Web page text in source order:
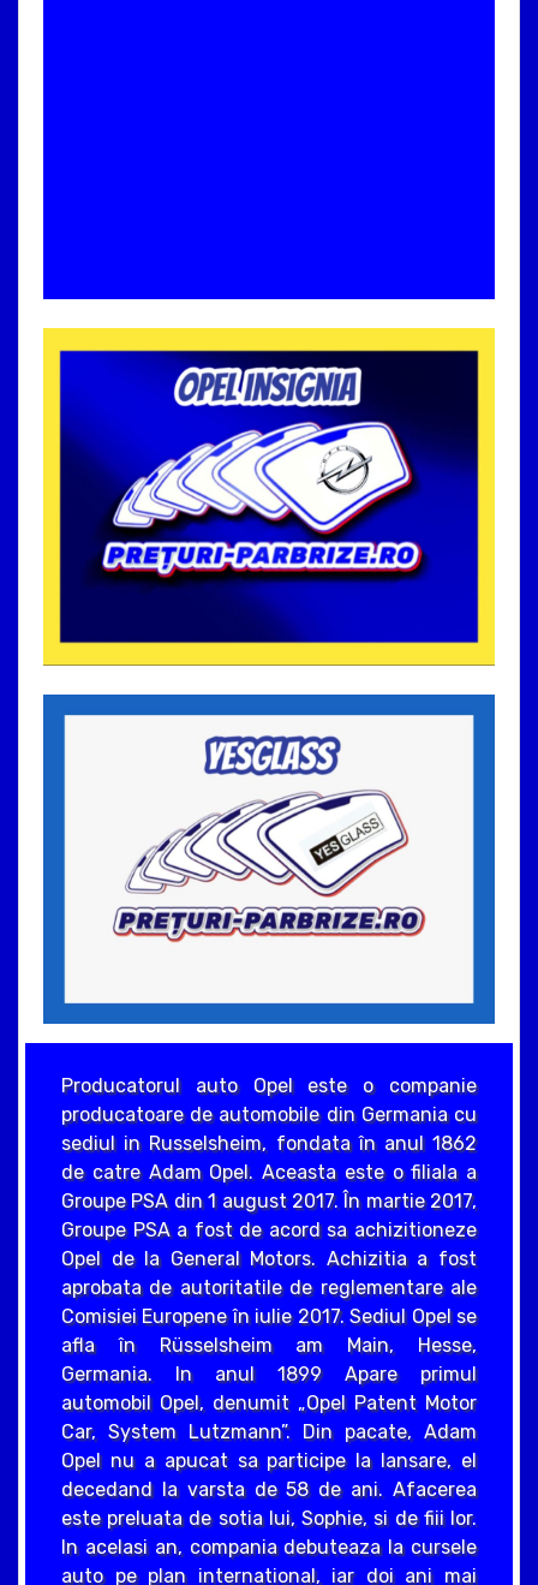
Producatorul auto Opel este o companie
producatoare de automobile din Germania cu
sediul in Russelsheim, fondata în anul 1862
de catre Adam Opel. Aceasta este o filiala a
Groupe PSA din 1 august 2017. În martie 2017,
Groupe PSA a fost de acord sa achizitioneze
Opel de la General Motors. Achizitia a fost
aprobata de autoritatile de reglementare ale
Comisiei Europene în iulie 2017. Sediul Opel se
afla în Rüsselsheim am Main, Hesse,
Germania. In anul 1899 Apare primul
automobil Opel, denumit „Opel Patent Motor
Car, System Lutzmann”. Din pacate, Adam
Opel nu a apucat sa participe la lansare, el
decedand la varsta de 58 de ani. Afacerea
este preluata de sotia lui, Sophie, si de fiii lor.
In acelasi an, compania debuteaza la cursele
auto pe plan international, iar doi ani mai